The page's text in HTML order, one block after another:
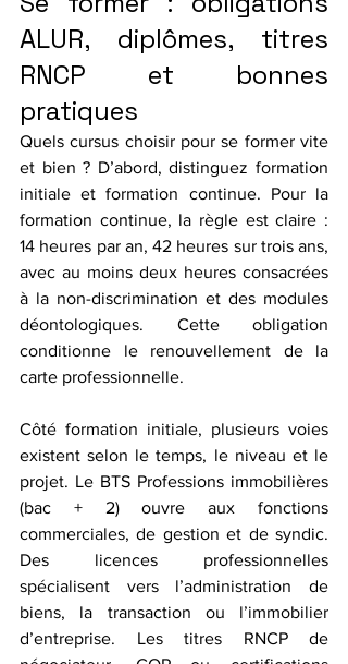
ALUR, diplômes, titres
RNCP et bonnes
pratiques
Quels cursus choisir pour se former vite
et bien ? D’abord, distinguez formation
initiale et formation continue. Pour la
formation continue, la règle est claire :
14 heures par an, 42 heures sur trois ans,
avec au moins deux heures consacrées
à la non-discrimination et des modules
déontologiques. Cette obligation
conditionne le renouvellement de la
carte professionnelle.
Côté formation initiale, plusieurs voies
existent selon le temps, le niveau et le
projet. Le BTS Professions immobilières
(bac + 2) ouvre aux fonctions
commerciales, de gestion et de syndic.
Des licences professionnelles
spécialisent vers l’administration de
biens, la transaction ou l’immobilier
d’entreprise. Les titres RNCP de